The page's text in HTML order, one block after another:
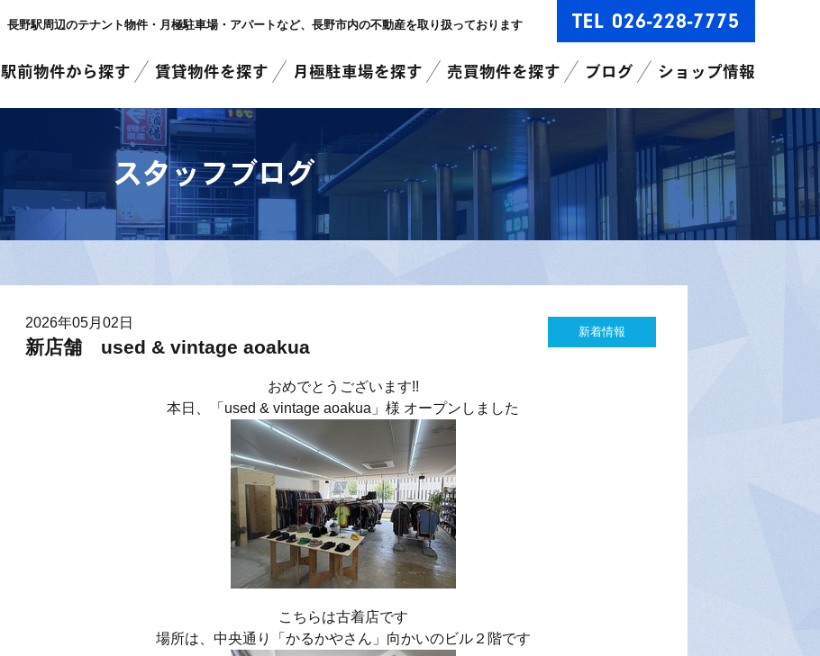
長野駅周辺のテナント物件・月極駐車場・アパートなど、長野市内の不動産を取り扱っております
駅前物件から探す 賃貸物件を探す 月極駐車場を探す 売買物件を探す ブログ ショップ情報
TEL 026-228-7775
スタッフブログ
2026年05月02日
新店舗 used & vintage aoakua
おめでとうございます!!
本日、「used & vintage aoakua」様 オープンしました
こちらは古着店です
場所は、中央通り「かるかやさん」向かいのビル２階です
新着情報